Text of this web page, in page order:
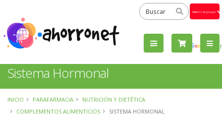
by
Sistema Hormonal
INICIO PARAFARMACIA
NUTRICIÓN Y DIETÉTICA
COMPLEMENTOS ALIMENTICIOS
SISTEMA HORMONAL